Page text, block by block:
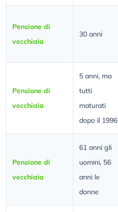
Pensione di
vecchiaia
30 anni
Pensione di
vecchiaia
5 anni, ma
tutti
maturati
dopo il 1996
Pensione di
vecchiaia
61 anni gli
uomini, 56
anni le
donne